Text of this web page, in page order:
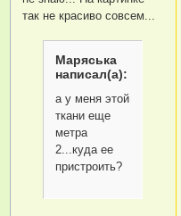
так не красиво совсем...
Маряська
написал(а):
а у меня этой
ткани еще
метра
2...куда ее
пристроить?